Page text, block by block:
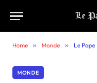
Home » Monde » Le Pape Léon
MONDE